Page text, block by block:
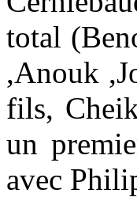
total
,Anouk
fils,
un
avec